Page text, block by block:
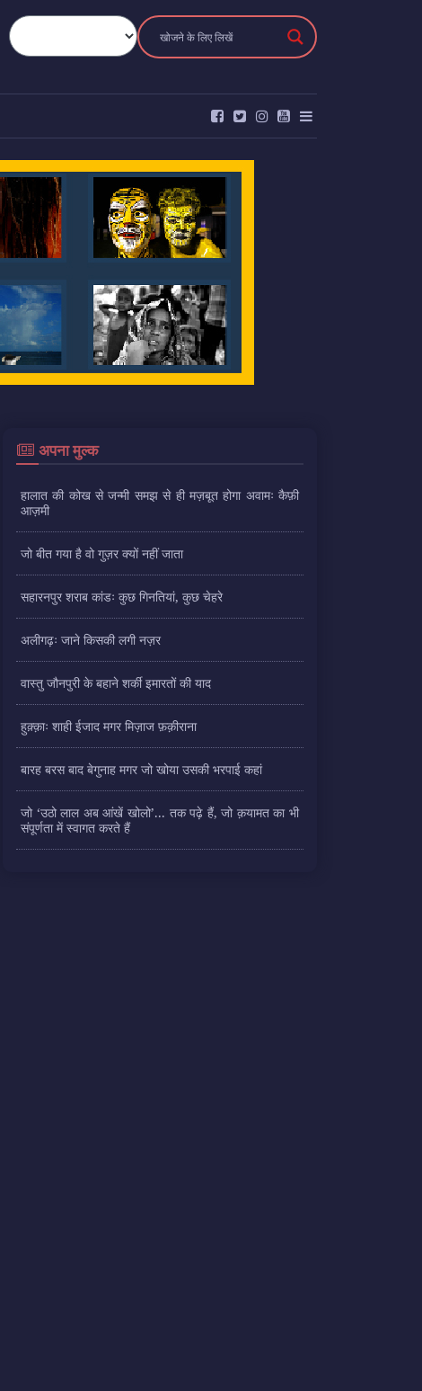
अपना मुल्क
हालात की कोख से जन्मी समझ से ही मज़बूत होगा अवामः कैफ़ी
आज़मी
जो बीत गया है वो गुज़र क्यों नहीं जाता
सहारनपुर शराब कांडः कुछ गिनतियां, कुछ चेहरे
अलीगढ़ः जाने किसकी लगी नज़र
वास्तु जौनपुरी के बहाने शर्की इमारतों की याद
हुक़्क़ाः शाही ईजाद मगर मिज़ाज फ़क़ीराना
बारह बरस बाद बेगुनाह मगर जो खोया उसकी भरपाई कहां
जो ‘उठो लाल अब आंखें खोलो’... तक पढ़े हैं, जो क़यामत का भी
संपूर्णता में स्वागत करते हैं